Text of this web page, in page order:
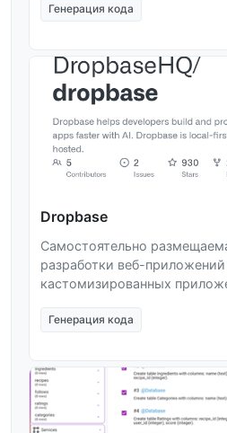
Генерация кода
Dropbase
Самостоятельно
разработки веб-
кастомизированных
Генерация кода